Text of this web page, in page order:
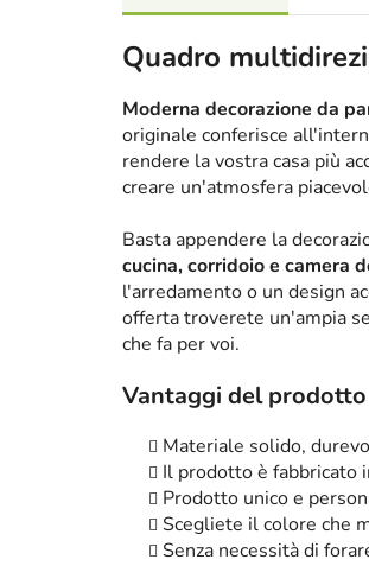
Quadro
Moderna decorazione da
originale conferisce
rendere la vostra casa più
creare un'atmosfera
Basta appendere la
cucina, corridoio e camera
l'arredamento o un design
offerta troverete un'ampia
che fa per voi.
Vantaggi del prodotto
Materiale solido,
Il prodotto è fabbricato
Prodotto unico e
Scegliete il colore che
Senza necessità di